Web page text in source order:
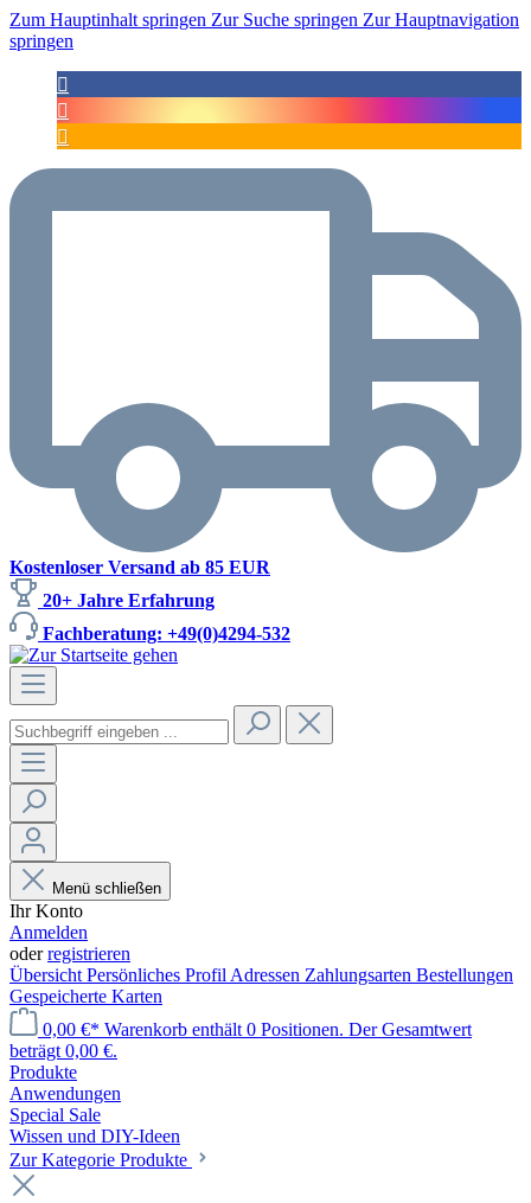
Zum Hauptinhalt springen Zur Suche springen Zur Hauptnavigation
springen
Kostenloser Versand ab 85 EUR
20+ Jahre Erfahrung
Fachberatung: +49(0)4294-532
Menü schließen
Ihr Konto
Anmelden
oderregistrieren
Übersicht Persönliches Profil Adressen Zahlungsarten Bestellungen
Gespeicherte Karten
0,00 €* Warenkorb enthält 0 Positionen. Der Gesamtwert
beträgt 0,00 €.
Produkte
Anwendungen
Special Sale
Wissen und DIY-Ideen
Zur Kategorie Produkte